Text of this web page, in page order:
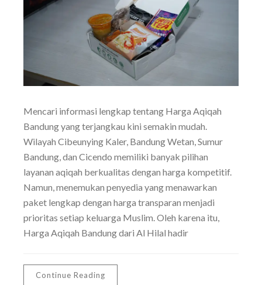
Mencari informasi lengkap tentang Harga Aqiqah
Bandung yang terjangkau kini semakin mudah.
Wilayah Cibeunying Kaler, Bandung Wetan, Sumur
Bandung, dan Cicendo memiliki banyak pilihan
layanan aqiqah berkualitas dengan harga kompetitif.
Namun, menemukan penyedia yang menawarkan
paket lengkap dengan harga transparan menjadi
prioritas setiap keluarga Muslim. Oleh karena itu,
Harga Aqiqah Bandung dari Al Hilal hadir
Continue Reading